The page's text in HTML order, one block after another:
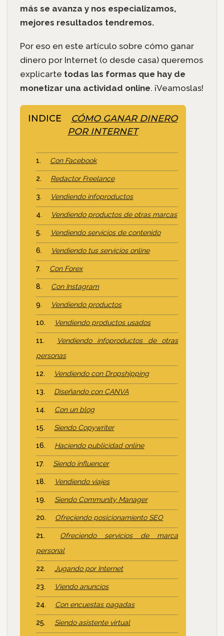
más se avanza y nos especializamos,
mejores resultados tendremos.
Por eso en este artículo sobre cómo ganar
dinero por Internet (o desde casa) queremos
explicarte todas las formas que hay de
monetizar una actividad online. ¡Veamoslas!
INDICE
CÓMO GANAR DINERO
POR INTERNET
Con Facebook
Redactor Freelance
Vendiendo infoproductos
Vendiendo productos de otras marcas
Vendiendo servicios de contenido
Vendiendo tus servicios online
Con Forex
Con Instagram
Vendiendo productos
Vendiendo productos usados
Vendiendo infoproductos de otras
personas
Vendiendo con Dropshipping
Diseñando con CANVA
Con un blog
Siendo Copywriter
Haciendo publicidad online
Siendo influencer
Vendiendo viajes
Siendo Community Manager
Ofreciendo posicionamiento SEO
Ofreciendo servicios de marca
personal
Jugando por Internet
Viendo anuncios
Con encuestas pagadas
Siendo asistente virtual